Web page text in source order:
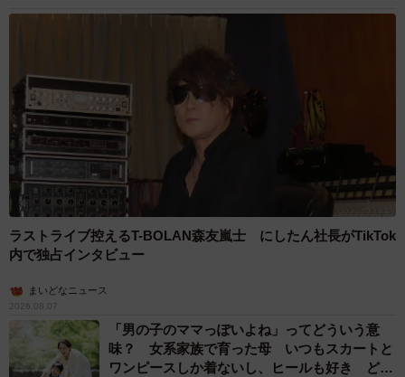
ラストライブ控えるT-BOLAN森友嵐士 にしたん社長がTikTok
内で独占インタビュー
まいどなニュース
2026.08.07
「男の子のママっぽいよね」ってどういう意
味？ 女系家族で育った母 いつもスカートと
ワンピースしか着ないし、ヒールも好き どの